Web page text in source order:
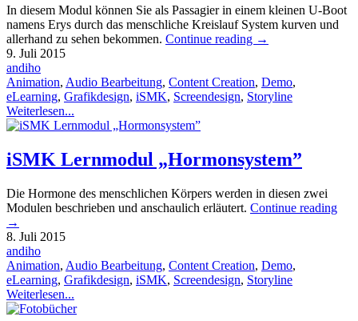
In diesem Modul können Sie als Passagier in einem kleinen U-Boot
namens Erys durch das menschliche Kreislauf System kurven und
allerhand zu sehen bekommen. Continue reading →
9. Juli 2015
andiho
Animation, Audio Bearbeitung, Content Creation, Demo,
eLearning, Grafikdesign, iSMK, Screendesign, Storyline
Weiterlesen...
iSMK Lernmodul „Hormonsystem”
Die Hormone des menschlichen Körpers werden in diesen zwei
Modulen beschrieben und anschaulich erläutert. Continue reading
→
8. Juli 2015
andiho
Animation, Audio Bearbeitung, Content Creation, Demo,
eLearning, Grafikdesign, iSMK, Screendesign, Storyline
Weiterlesen...